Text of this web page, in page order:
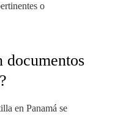
o
documentos
en Panamá se